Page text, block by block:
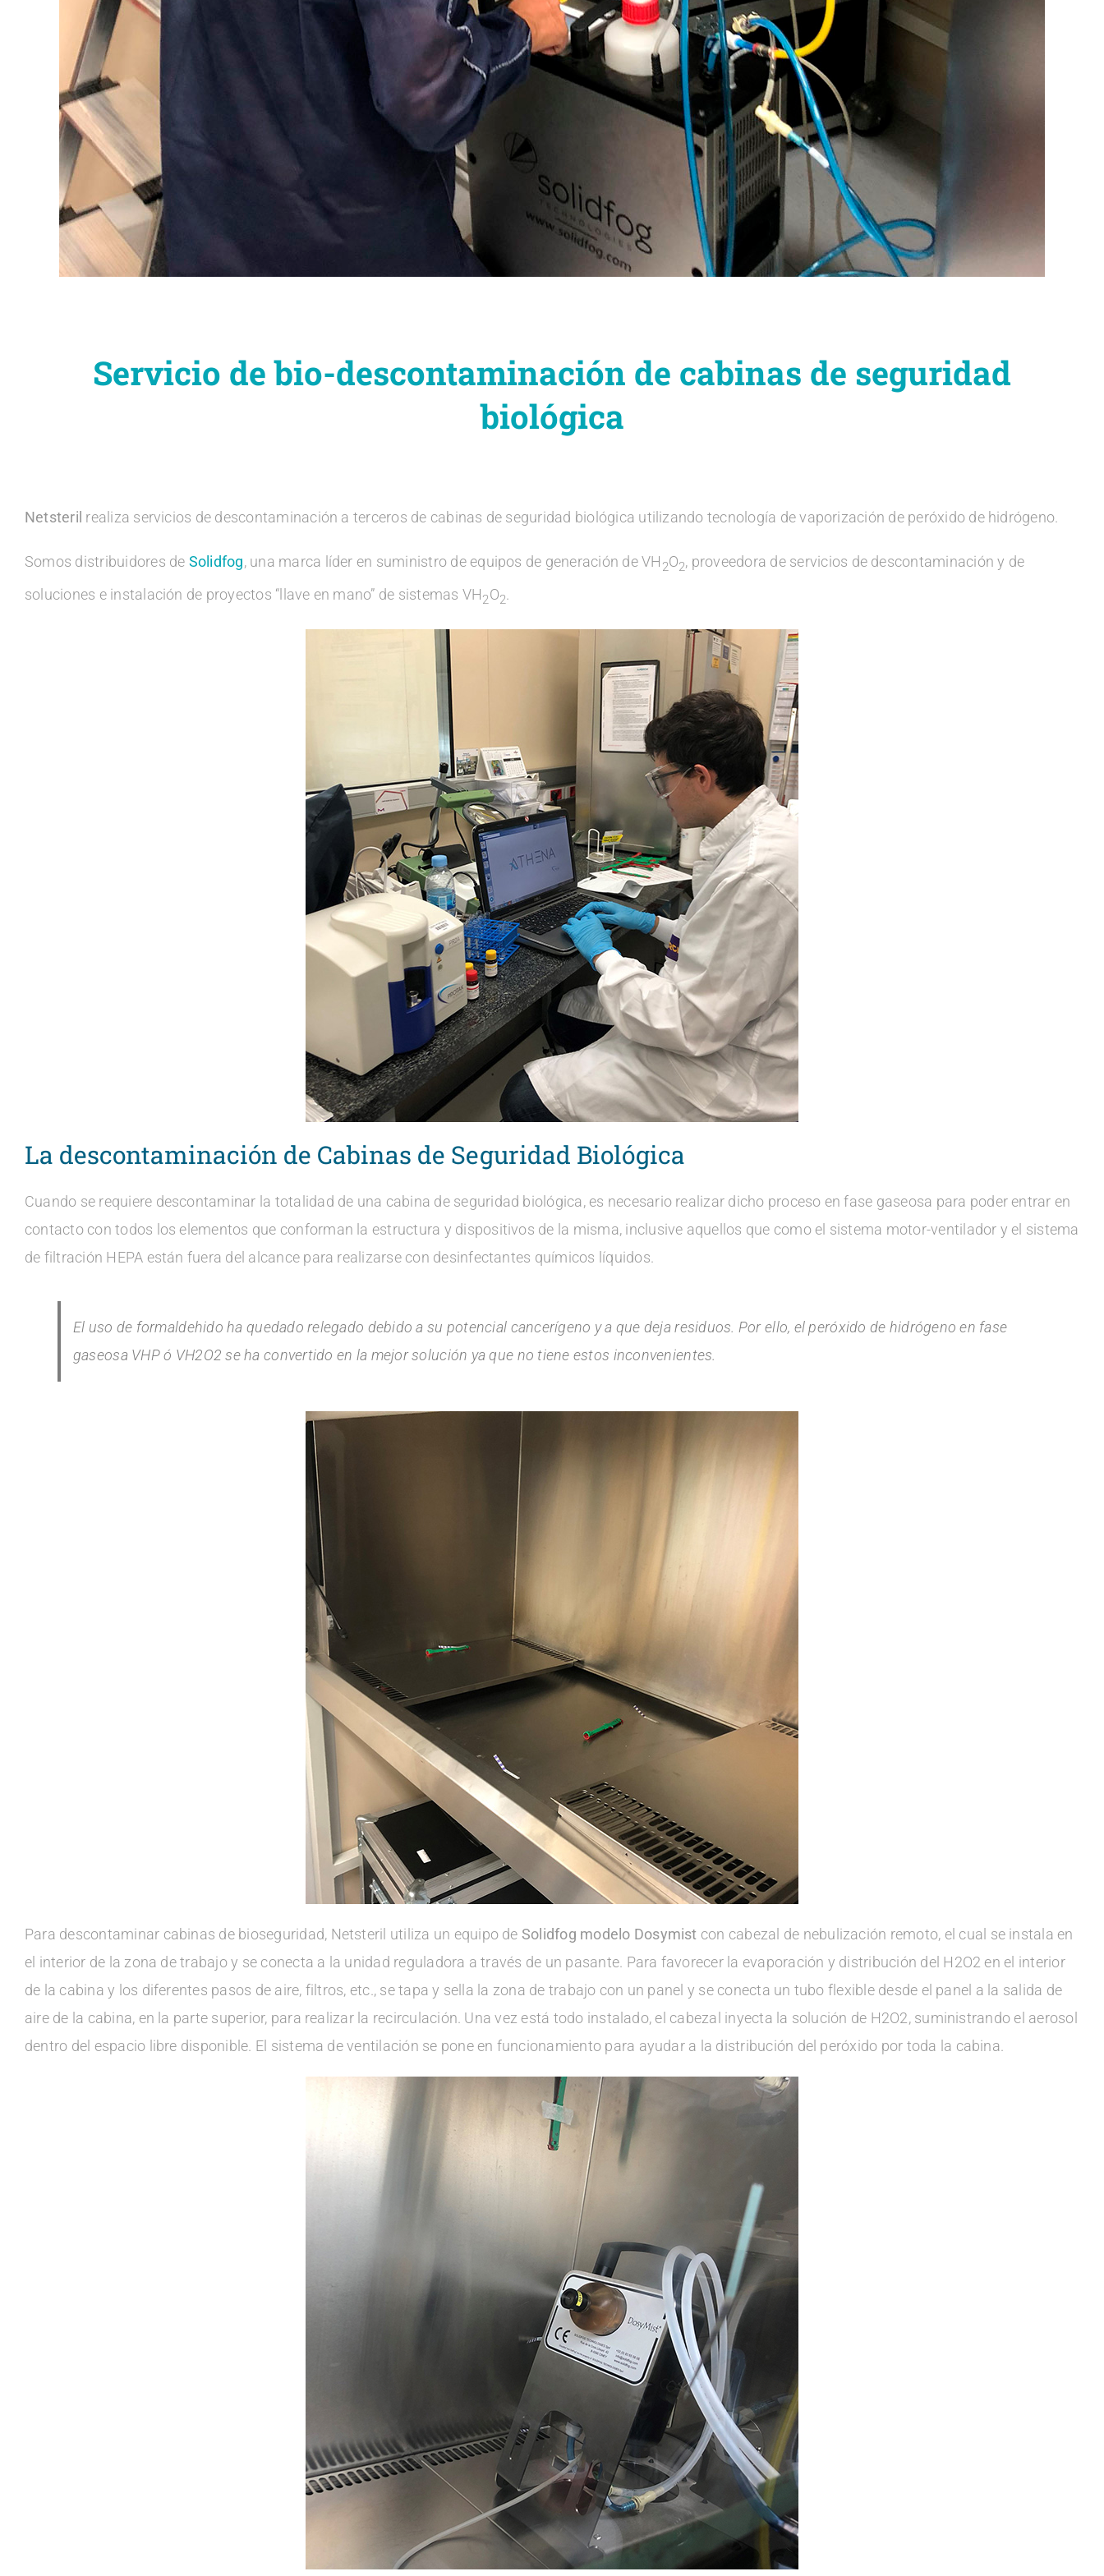
Servicio de bio-descontaminación de cabinas de seguridad
biológica
Netsteril realiza servicios de descontaminación a terceros de cabinas de seguridad biológica utilizando tecnología de vaporización de peróxido de hidrógeno.
Somos distribuidores de Solidfog, una marca líder en suministro de equipos de generación de VH 2O2, proveedora de servicios de descontaminación y de
soluciones e instalación de proyectos “llave en mano” de sistemas VH2O2.
La descontaminación de Cabinas de Seguridad Biológica
Cuando se requiere descontaminar la totalidad de una cabina de seguridad biológica, es necesario realizar dicho proceso en fase gaseosa para poder entrar en
contacto con todos los elementos que conforman la estructura y dispositivos de la misma, inclusive aquellos que como el sistema motor-ventilador y el sistema
de filtración HEPA están fuera del alcance para realizarse con desinfectantes químicos líquidos.
El uso de formaldehido ha quedado relegado debido a su potencial cancerígeno y a que deja residuos. Por ello, el peróxido de hidrógeno en fase
gaseosa VHP ó VH2O2 se ha convertido en la mejor solución ya que no tiene estos inconvenientes.
Para descontaminar cabinas de bioseguridad, Netsteril utiliza un equipo de Solidfog modelo Dosymist con cabezal de nebulización remoto, el cual se instala en
el interior de la zona de trabajo y se conecta a la unidad reguladora a través de un pasante. Para favorecer la evaporación y distribución del H2O2 en el interior
de la cabina y los diferentes pasos de aire, filtros, etc., se tapa y sella la zona de trabajo con un panel y se conecta un tubo flexible desde el panel a la salida de
aire de la cabina, en la parte superior, para realizar la recirculación. Una vez está todo instalado, el cabezal inyecta la solución de H2O2, suministrando el aerosol
dentro del espacio libre disponible. El sistema de ventilación se pone en funcionamiento para ayudar a la distribución del peróxido por toda la cabina.